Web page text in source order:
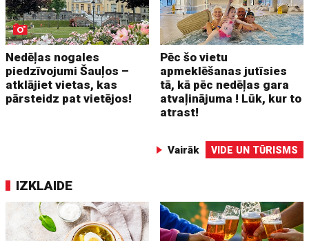
Nedēļas nogales
piedzīvojumi Šauļos –
atklājiet vietas, kas
pārsteidz pat vietējos!
Pēc šo vietu
apmeklēšanas jutīsies
tā, kā pēc nedēļas gara
atvaļinājuma ! Lūk, kur to
atrast!
Vairāk VIDE UN TŪRISMS
IZKLAIDE